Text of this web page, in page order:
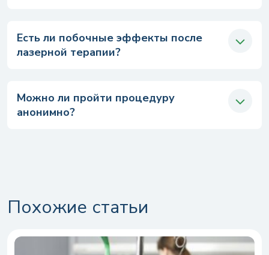
Есть ли побочные эффекты после
лазерной терапии?
Можно ли пройти процедуру
анонимно?
Похожие статьи